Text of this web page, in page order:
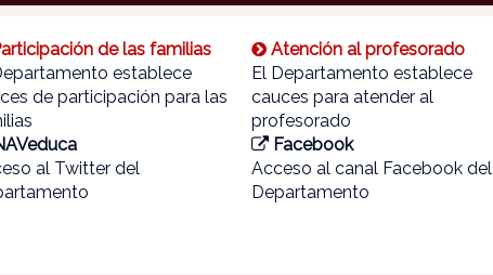
de las familias
establece
de participación para las
Atención al profesorado
El Departamento establece
cauces para atender al
profesorado
al Twitter del
Facebook
Acceso al canal Facebook del
Departamento